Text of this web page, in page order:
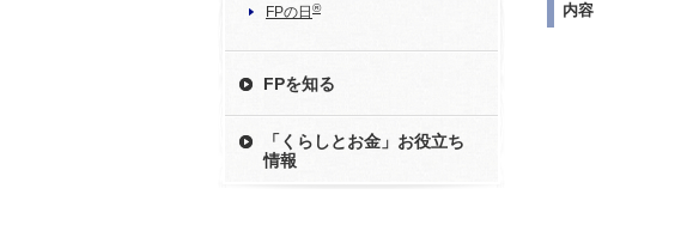
FPの日 ®
FPを知る
「くらしとお金」お役立ち
情報
内容